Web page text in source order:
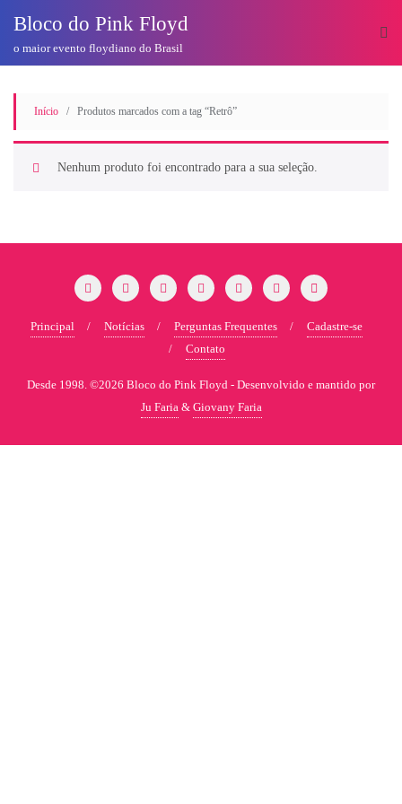
conteúdo
Bloco do Pink Floyd
o maior evento floydiano do Brasil
Início / Produtos marcados com a tag “Retrô”
Nenhum produto foi encontrado para a sua seleção.
Principal Notícias Perguntas Frequentes
Cadastre-se
Contato
Desde 1998. ©2026 Bloco do Pink Floyd - Desenvolvido e mantido por
Ju Faria & Giovany Faria